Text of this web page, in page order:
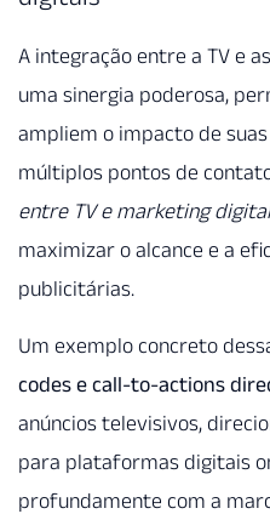
A integração entre a TV e
uma sinergia poderosa,
ampliem o impacto de
múltiplos pontos de
entre TV e marketing digital
maximizar o alcance e a
publicitárias.
Um exemplo concreto
codes e call-to-actions
anúncios televisivos,
para plataformas digitais
profundamente com a